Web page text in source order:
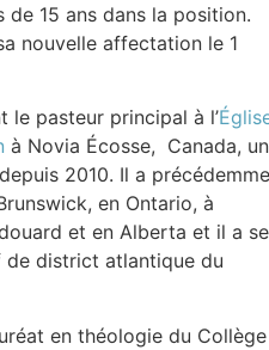
15 ans dans la position.
nouvelle affectation le 1
le pasteur principal à l’
à Novia Écosse, Canada,
2010. Il a
en Ontario, à
et en Alberta et il a
district atlantique du
en théologie du Collège